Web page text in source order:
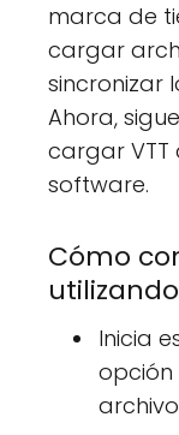
marca de
cargar
sincronizar
Ahora,
cargar VTT
software.
Cómo
Inicia
opción
archivo